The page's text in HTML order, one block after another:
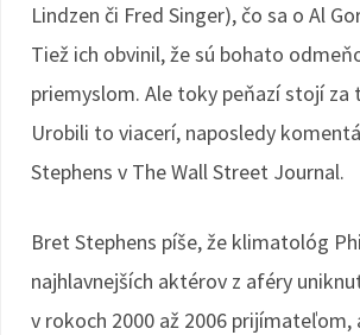
Lindzen či Fred Singer), čo sa o Al
Tiež ich obvinil, že sú bohato
priemyslom. Ale toky peňazí stojí za
Urobili to viacerí, naposledy
Stephens v The Wall Street Journal.
Bret Stephens píše, že klimatológ
najhlavnejších aktérov z aféry
v rokoch 2000 až 2006 prijímateľom,